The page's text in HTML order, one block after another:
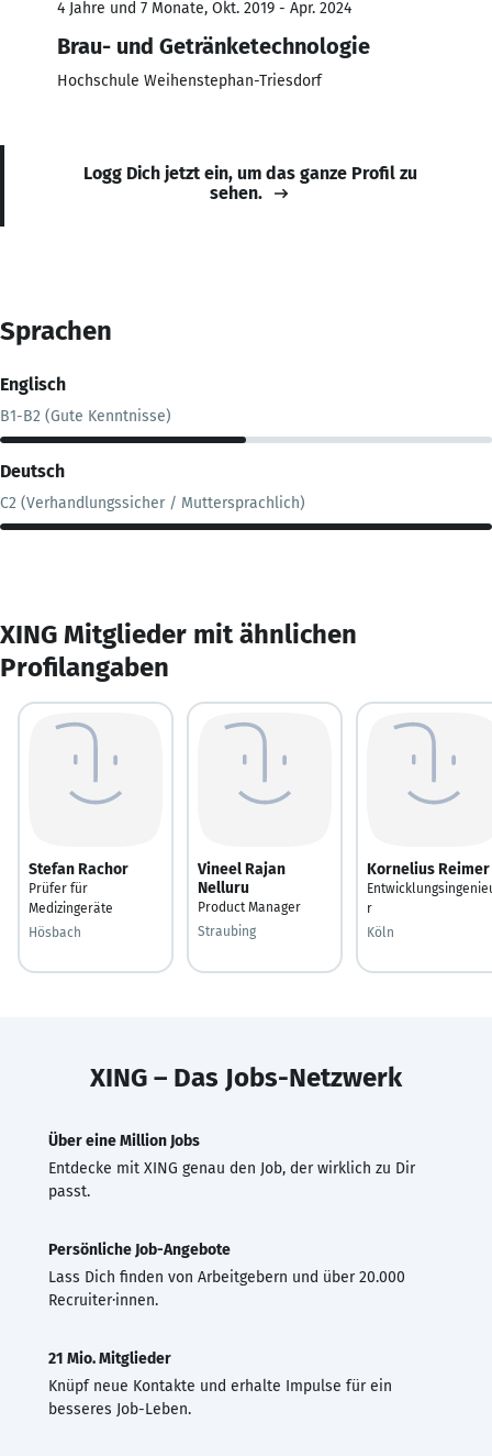
4 Jahre und 7 Monate, Okt. 2019 - Apr. 2024
Brau- und Getränketechnologie
Hochschule Weihenstephan-Triesdorf
Logg Dich jetzt ein, um das ganze Profil zu
sehen.
Sprachen
Englisch
B1-B2 (Gute Kenntnisse)
Deutsch
C2 (Verhandlungssicher / Muttersprachlich)
XING Mitglieder mit ähnlichen
Profilangaben
Stefan Rachor
Prüfer für
Medizingeräte
Hösbach
Vineel Rajan
Nelluru
Product Manager
Straubing
Kornelius Reimer
r
Köln
XING – Das Jobs-Netzwerk
Über eine Million Jobs
Entdecke mit XING genau den Job, der wirklich zu Dir
passt.
Persönliche Job-Angebote
Lass Dich finden von Arbeitgebern und über 20.000
Recruiter·innen.
21 Mio. Mitglieder
Knüpf neue Kontakte und erhalte Impulse für ein
besseres Job-Leben.